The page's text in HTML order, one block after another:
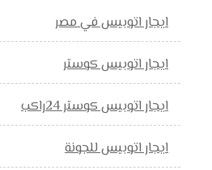
ايجار اتوبيس في مصر
ايجار اتوبيس كوستر
ايجار اتوبيس كوستر 24راكب
ايجار اتوبيس للجونة